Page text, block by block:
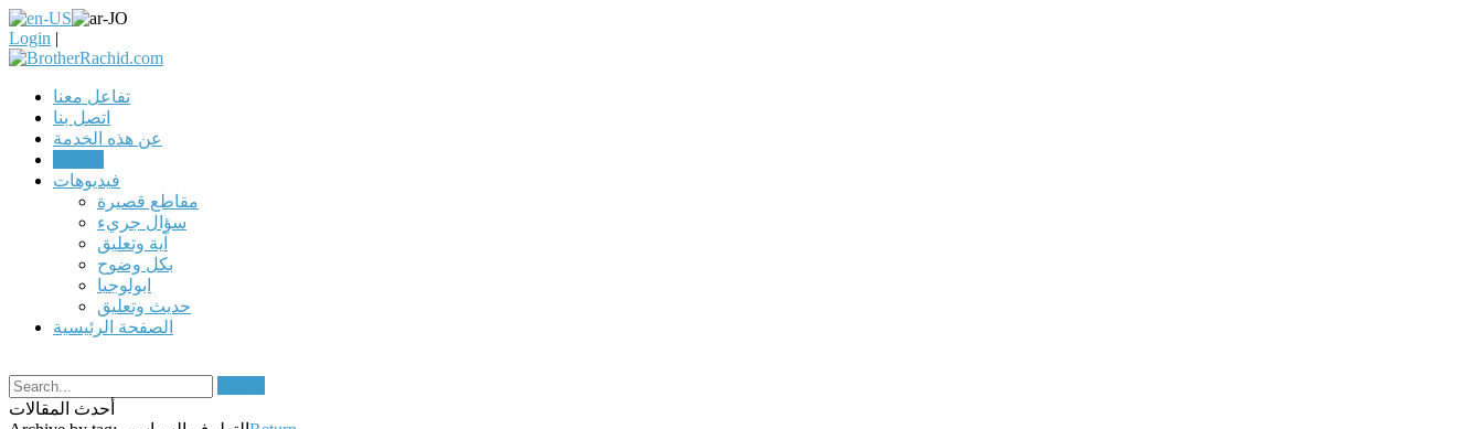
Login |
تفاعل معنا
اتصل بنا
عن هذه الخدمة
فيديوهات
مقاطع قصيرة
سؤال جريء
آية وتعليق
بكل وضوح
ابولوجيا
حديث وتعليق
الصفحة الرئيسية
أحدث المقالات